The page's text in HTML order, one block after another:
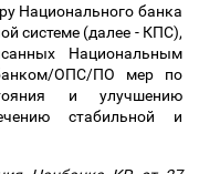
Национального банка
системе (далее - КПС),
Национальным
ОПС/ПО мер по
и улучшению
стабильной и